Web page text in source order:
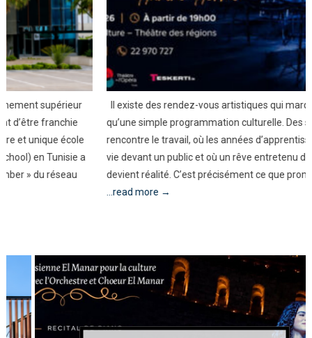
Il existe des rendez-vous artistiques qui marquent bien davantage
qu’une simple programmation culturelle. Des soirées où le talent
rencontre le travail, où les années d’apprentissage prennent enfin
vie devant un public et où un rêve entretenu depuis l’enfance
devient réalité. C’est précisément ce que promet « The Sounds